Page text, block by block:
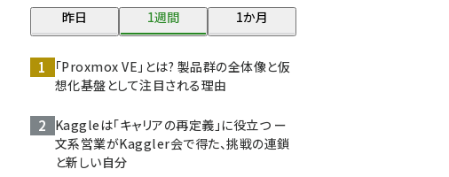
ai crunch (1336)
昨日 1週間 1か月
「Proxmox VE」とは? 製品群の全体像と仮
想化基盤として注目される理由
Kaggleは「キャリアの再定義」に役立つ ー
文系営業がKaggler会で得た、挑戦の連鎖
と新しい自分